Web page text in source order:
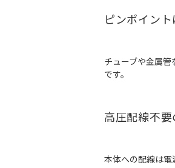
ピンポイン
チューブや金属
です。
高圧配線不
本体への配線は電